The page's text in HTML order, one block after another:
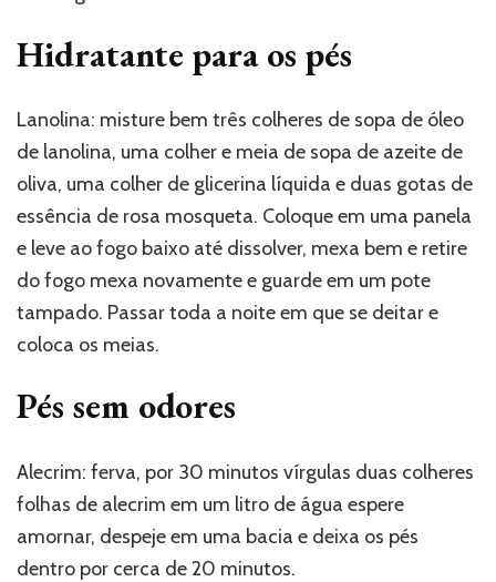
Hidratante para os pés
Lanolina: misture bem três colheres de sopa de óleo
de lanolina, uma colher e meia de sopa de azeite de
oliva, uma colher de glicerina líquida e duas gotas de
essência de rosa mosqueta. Coloque em uma panela
e leve ao fogo baixo até dissolver, mexa bem e retire
do fogo mexa novamente e guarde em um pote
tampado. Passar toda a noite em que se deitar e
coloca os meias.
Pés sem odores
Alecrim: ferva, por 30 minutos vírgulas duas colheres
folhas de alecrim em um litro de água espere
amornar, despeje em uma bacia e deixa os pés
dentro por cerca de 20 minutos.